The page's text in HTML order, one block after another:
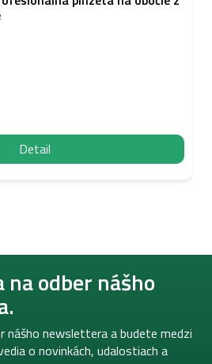
Detail
na odber nášho
nášho newslettera a budete medzi
o novinkách, udalostiach a